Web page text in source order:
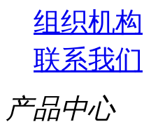
组织机构
联系我们
产品中心